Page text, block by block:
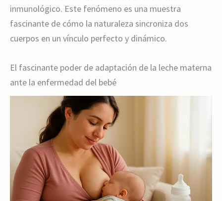
inmunológico. Este fenómeno es una muestra
fascinante de cómo la naturaleza sincroniza dos
cuerpos en un vínculo perfecto y dinámico.
El fascinante poder de adaptación de la leche materna
ante la enfermedad del bebé